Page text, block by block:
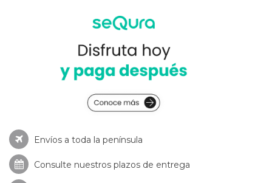
Envíos a toda la península
Consulte nuestros plazos de entrega